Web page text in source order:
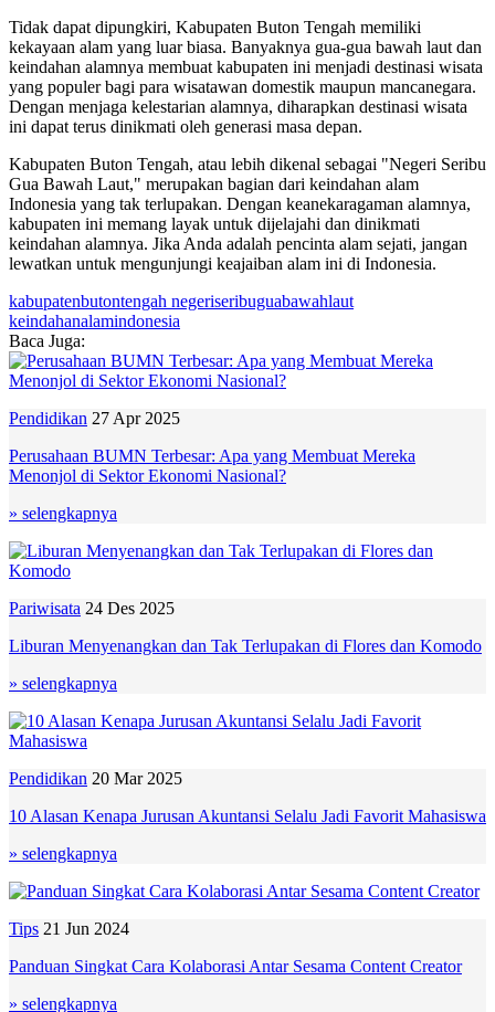
Tidak dapat dipungkiri, Kabupaten Buton Tengah memiliki
kekayaan alam yang luar biasa. Banyaknya gua-gua bawah laut dan
keindahan alamnya membuat kabupaten ini menjadi destinasi wisata
yang populer bagi para wisatawan domestik maupun mancanegara.
Dengan menjaga kelestarian alamnya, diharapkan destinasi wisata
ini dapat terus dinikmati oleh generasi masa depan.
Kabupaten Buton Tengah, atau lebih dikenal sebagai "Negeri Seribu
Gua Bawah Laut," merupakan bagian dari keindahan alam
Indonesia yang tak terlupakan. Dengan keanekaragaman alamnya,
kabupaten ini memang layak untuk dijelajahi dan dinikmati
keindahan alamnya. Jika Anda adalah pencinta alam sejati, jangan
lewatkan untuk mengunjungi keajaiban alam ini di Indonesia.
kabupatenbutontengah negeriseribuguabawahlaut
keindahanalamindonesia
Baca Juga:
Pendidikan 27 Apr 2025
Perusahaan BUMN Terbesar: Apa yang Membuat Mereka
Menonjol di Sektor Ekonomi Nasional?
» selengkapnya
Pariwisata 24 Des 2025
Liburan Menyenangkan dan Tak Terlupakan di Flores dan Komodo
» selengkapnya
Pendidikan 20 Mar 2025
10 Alasan Kenapa Jurusan Akuntansi Selalu Jadi Favorit Mahasiswa
» selengkapnya
Tips 21 Jun 2024
Panduan Singkat Cara Kolaborasi Antar Sesama Content Creator
» selengkapnya